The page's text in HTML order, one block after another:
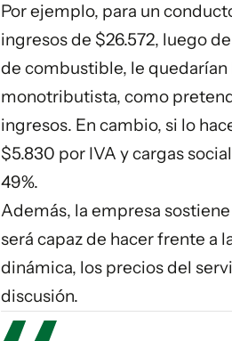
Por ejemplo, para un
ingresos de $26.572, luego
de combustible, le quedarían
monotributista, como
ingresos. En cambio, si lo
$5.830 por IVA y cargas
49%.
Además, la empresa
será capaz de hacer frente a
dinámica, los precios del
discusión.